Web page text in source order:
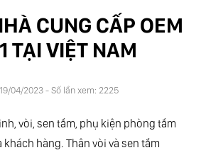
CUNG CẤP OEM
TẠI VIỆT NAM
04/2023 - Số lần xem: 2225
vòi, sen tắm, phụ kiện phòng tắm
khách hàng. Thân vòi và sen tắm